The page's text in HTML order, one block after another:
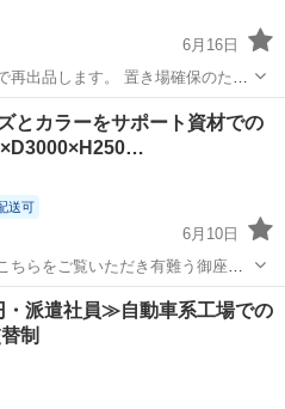
6月16日
再出品します。 置き場確保のため
センチ程度の長さになりますが、
その他
とカラーをサポート資材での
送可
6月10日
ちらをご覧いただき有難う御座い
ず一度質問ページより在庫の確認
派遣社員≫自動車系工場での
制